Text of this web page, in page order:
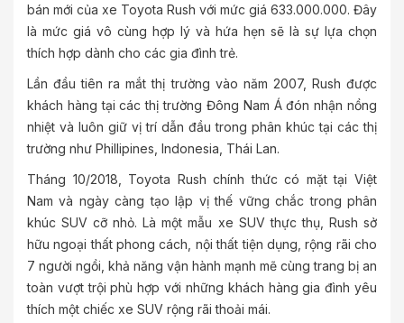
bán mới của xe Toyota Rush với mức giá 633.000.000. Đây
là mức giá vô cùng hợp lý và hứa hẹn sẽ là sự lựa chọn
thích hợp dành cho các gia đình trẻ.
Lần đầu tiên ra mắt thị trường vào năm 2007, Rush được
khách hàng tại các thị trường Đông Nam Á đón nhận nồng
nhiệt và luôn giữ vị trí dẫn đầu trong phân khúc tại các thị
trường như Phillipines, Indonesia, Thái Lan.
Tháng 10/2018, Toyota Rush chính thức có mặt tại Việt
Nam và ngày càng tạo lập vị thế vững chắc trong phân
khúc SUV cỡ nhỏ. Là một mẫu xe SUV thực thụ, Rush sở
hữu ngoại thất phong cách, nội thất tiện dụng, rộng rãi cho
7 người ngồi, khả năng vận hành mạnh mẽ cùng trang bị an
toàn vượt trội phù hợp với những khách hàng gia đình yêu
thích một chiếc xe SUV rộng rãi thoải mái.